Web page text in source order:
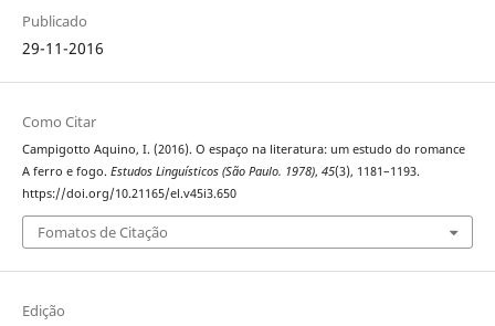
Publicado
29-11-2016
Como Citar
Campigotto Aquino, I. (2016). O espaço na literatura: um estudo do romance
A ferro e fogo. Estudos Linguísticos (São Paulo. 1978), 45(3), 1181–1193.
https://doi.org/10.21165/el.v45i3.650
Fomatos de Citação
Edição